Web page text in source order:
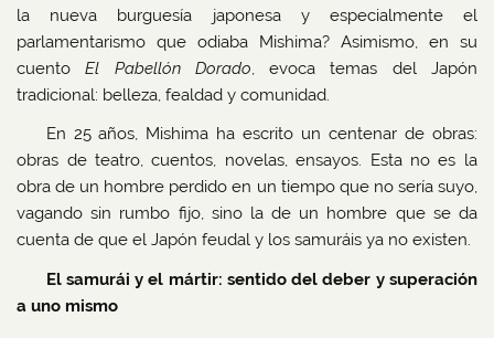
la nueva burguesía japonesa y especialmente el
parlamentarismo que odiaba Mishima? Asimismo, en su
cuentoEl Pabellón Dorado, evoca temas del Japón
tradicional: belleza, fealdad y comunidad.
En 25 años, Mishima ha escrito un centenar de obras:
obras de teatro, cuentos, novelas, ensayos. Esta no es la
obra de un hombre perdido en un tiempo que no sería suyo,
vagando sin rumbo fijo, sino la de un hombre que se da
cuenta de que el Japón feudal y los samuráis ya no existen.
El samurái y el mártir: sentido del deber y superación
a uno mismo